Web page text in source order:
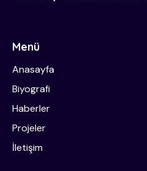
Menü
Anasayfa
Biyografi
Haberler
Projeler
İletişim